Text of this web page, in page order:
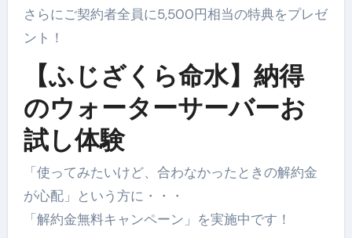
さらにご契約者全員に5,500円相当の特典をプレゼ
ント！
【ふじざくら命水】納得
のウォーターサーバーお
試し体験
「使ってみたいけど、合わなかったときの解約金
が心配」という方に・・・
「解約金無料キャンペーン」を実施中です！